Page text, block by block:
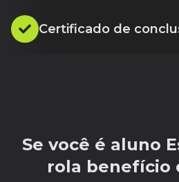
Certificado de
Se você é aluno
rola benefício